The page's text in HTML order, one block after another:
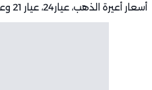
أسعار أعيرة الذهب، عيار24، عيار 21 وعيار 18 في الامارات.